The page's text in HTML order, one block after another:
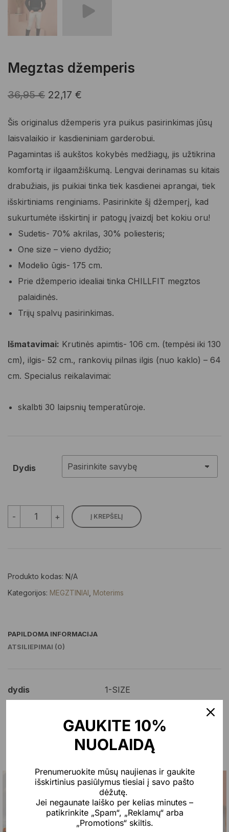
Megztas džemperis
36,95€ Original
was:
36,95 €.
22,17 €
is:
22,17 €.
Šis originalus džemperis yra puikus pasirinkimas jūsų
laisvalaikio ir kasdieniniam garderobui.
Pagamintas iš aukštos kokybės medžiagų, jis užtikrina
komfortą ir ilgaamžiškumą. Lengvai derinamas su kitais
drabužiais, jis puikiai tinka tiek kasdienei aprangai, tiek
išskirtiniams renginiams. Pasirinkite šį džemperį, kad
sukurtumėte išskirtinį ir patogų įvaizdį bet kokiu oru!
Sudetis- 70% akrilas, 30% poliesteris;
One size – vieno dydžio;
Modelio ūgis- 175 cm.
Prie džemperio idealiai tinka CHILLFIT megztos
palaidinės.
Trijų spalvų pasirinkimas.
Išmatavimai: Krutinės apimtis- 106 cm. (tempėsi iki 130
cm), ilgis- 52 cm., rankovių pilnas ilgis (nuo kaklo) – 64
cm. Specialus reikalavimai:
skalbti 30 laipsnių temperatūroje.
Dydis
-
kiekis:
Megztas
+ Į KREPŠELĮ
Produkto kodas: N/A
Kategorijos: MEGZTINIAI , Moterims
PAPILDOMA INFORMACIJA
ATSILIEPIMAI (0)
dydis 1-SIZE
Jums taip pat gali patikti…
-30%
GAUKITE 10%
NUOLAIDĄ
Prenumeruokite mūsų naujienas ir gaukite
išskirtinius pasiūlymus tiesiai į savo pašto
dėžutę.
Jei negaunate laiško per kelias minutes –
patikrinkite „Spam“, „Reklamų“ arba
„Promotions“ skiltis.